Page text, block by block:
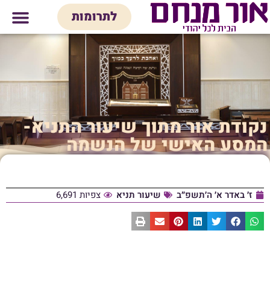
לתוכן
לתרומות
נקודת אור מתוך שיעור התניא-
המסע האישי של הנשמה
ז׳ באדר א׳ ה׳תשפ״ב שיעור תניא צפיות 6,691